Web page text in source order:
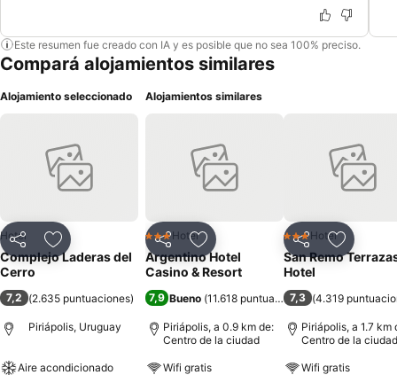
Este resumen fue creado con IA y es posible que no sea 100% preciso.
Compará alojamientos similares
Alojamiento seleccionado
CompartirAñadir a favoritos
Hotel
Complejo Laderas del
Cerro
7,2 (2.635 puntuaciones)
Piriápolis, Uruguay
Aire acondicionado
Alojamientos similares
CompartirAñadir a favoritos
3 Estrellas
Hotel
Argentino Hotel
Casino & Resort
7,9 Bueno (11.618 puntuaciones )
Piriápolis, a 0.9 km de:
Centro de la ciudad
Wifi gratis
CompartirAñadir
3 Estrellas
Hotel
San Remo
Hotel
7,3 (4.319
Piriápolis, a 1.7 km
Centro de la ciudad
Wifi gratis